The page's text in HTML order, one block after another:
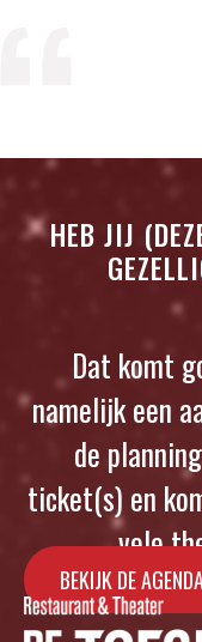
HEB JIJ
Dat komt
namelijk een
de
ticket(s) en
vele
BEKIJK DE